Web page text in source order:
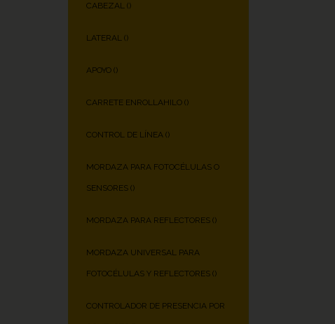
CABEZAL ()
LATERAL ()
APOYO ()
CARRETE ENROLLAHILO ()
CONTROL DE LÍNEA ()
MORDAZA PARA FOTOCÉLULAS O
SENSORES ()
MORDAZA PARA REFLECTORES ()
MORDAZA UNIVERSAL PARA
FOTOCÉLULAS Y REFLECTORES ()
CONTROLADOR DE PRESENCIA POR